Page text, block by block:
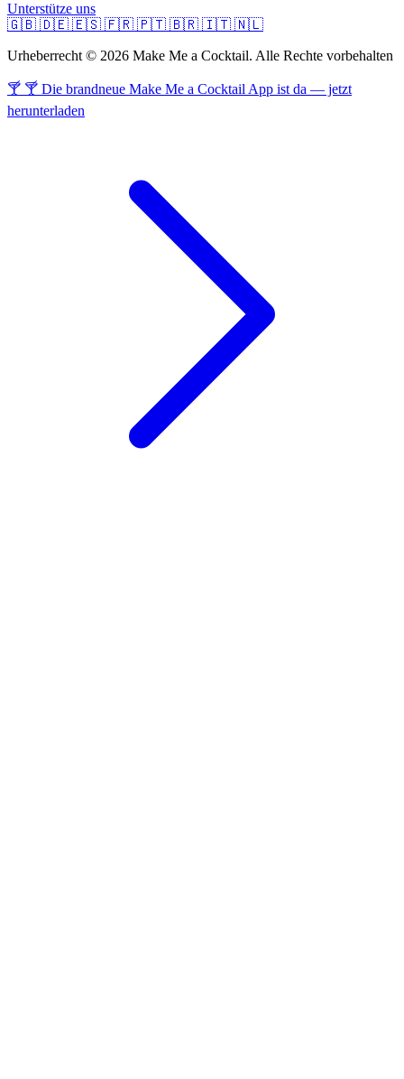
Unterstütze uns
🇬🇧 🇩🇪 🇪🇸 🇫🇷 🇵🇹 🇧🇷 🇮🇹 🇳🇱
Urheberrecht © 2026 Make Me a Cocktail. Alle Rechte vorbehalten
🍸 🍸 Die brandneue Make Me a Cocktail App ist da — jetzt
herunterladen